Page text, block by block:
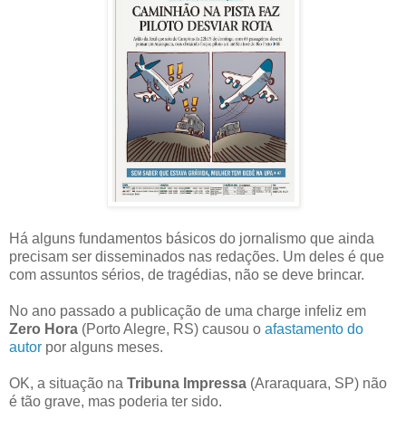
Há alguns fundamentos básicos do jornalismo que ainda
precisam ser disseminados nas redações. Um deles é que
com assuntos sérios, de tragédias, não se deve brincar.
No ano passado a publicação de uma charge infeliz em
Zero Hora (Porto Alegre, RS) causou o afastamento do
autor por alguns meses.
OK, a situação na Tribuna Impressa (Araraquara, SP) não
é tão grave, mas poderia ter sido.